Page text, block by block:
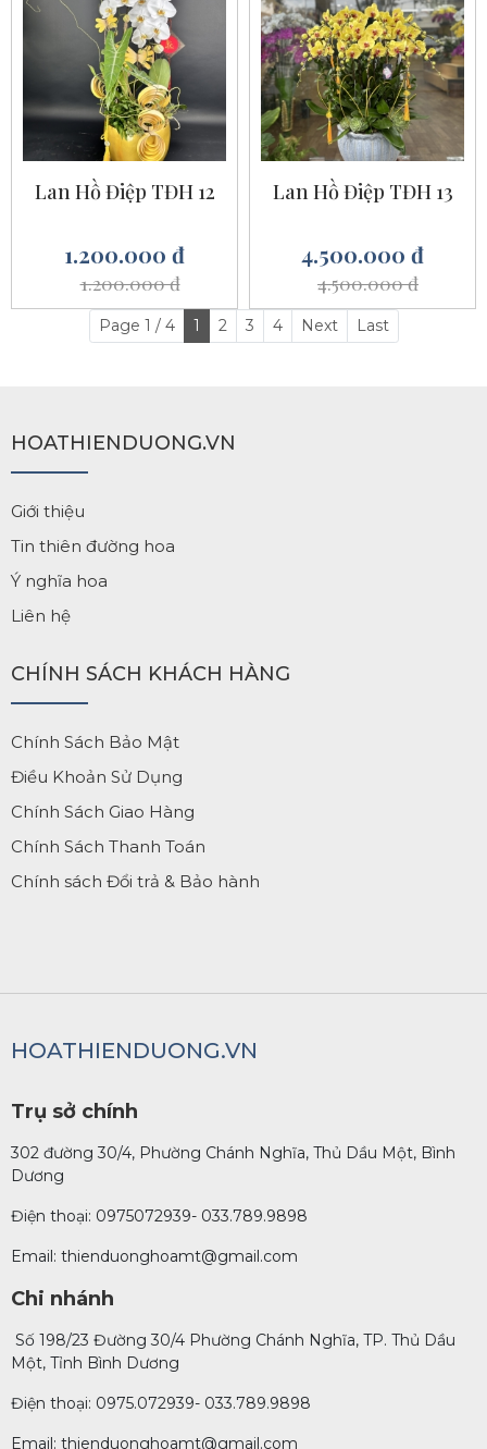
Lan Hồ Điệp TĐH 12
1.200.000 đ
1.200.000 đ
Lan Hồ Điệp TĐH 13
4.500.000 đ
4.500.000 đ
Page 1 / 4 1 2 3 4 Next Last
HOATHIENDUONG.VN
Giới thiệu
Tin thiên đường hoa
Ý nghĩa hoa
Liên hệ
CHÍNH SÁCH KHÁCH HÀNG
Chính Sách Bảo Mật
Điều Khoản Sử Dụng
Chính Sách Giao Hàng
Chính Sách Thanh Toán
Chính sách Đổi trả & Bảo hành
HOATHIENDUONG.VN
Trụ sở chính
302 đường 30/4, Phường Chánh Nghĩa, Thủ Dầu Một, Bình
Dương
Điện thoại: 0975072939- 033.789.9898
Email: thienduonghoamt@gmail.com
Chi nhánh
Số 198/23 Đường 30/4 Phường Chánh Nghĩa, TP. Thủ Dầu
Một, Tỉnh Bình Dương
Điện thoại: 0975.072939- 033.789.9898
Email: thienduonghoamt@gmail.com